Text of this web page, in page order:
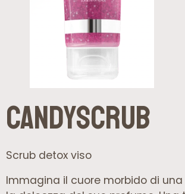
CandyScrub
Scrub detox viso
Immagina il cuore morbido di